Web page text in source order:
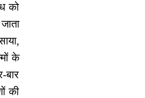
को
के
बार
की